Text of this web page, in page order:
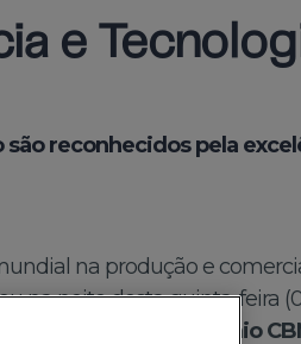
e
reconhecidos pela
na produção e
na noite desta quinta-feira
Prêmio